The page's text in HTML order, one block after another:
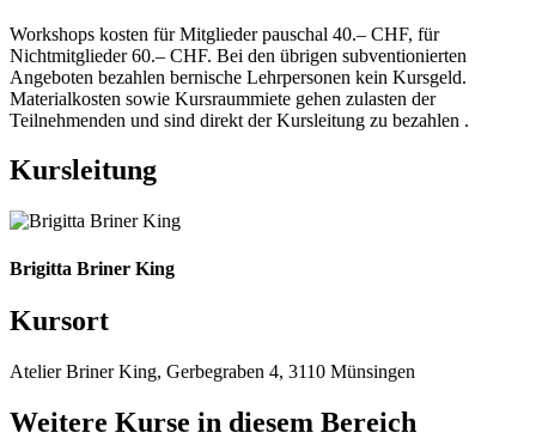
Workshops kosten für Mitglieder pauschal 40.– CHF, für
Nichtmitglieder 60.– CHF. Bei den übrigen subventionierten
Angeboten bezahlen bernische Lehrpersonen kein Kursgeld.
Materialkosten sowie Kursraummiete gehen zulasten der
Teilnehmenden und sind direkt der Kursleitung zu bezahlen .
Kursleitung
Brigitta Briner King
Kursort
Atelier Briner King, Gerbegraben 4, 3110 Münsingen
Weitere Kurse in diesem Bereich